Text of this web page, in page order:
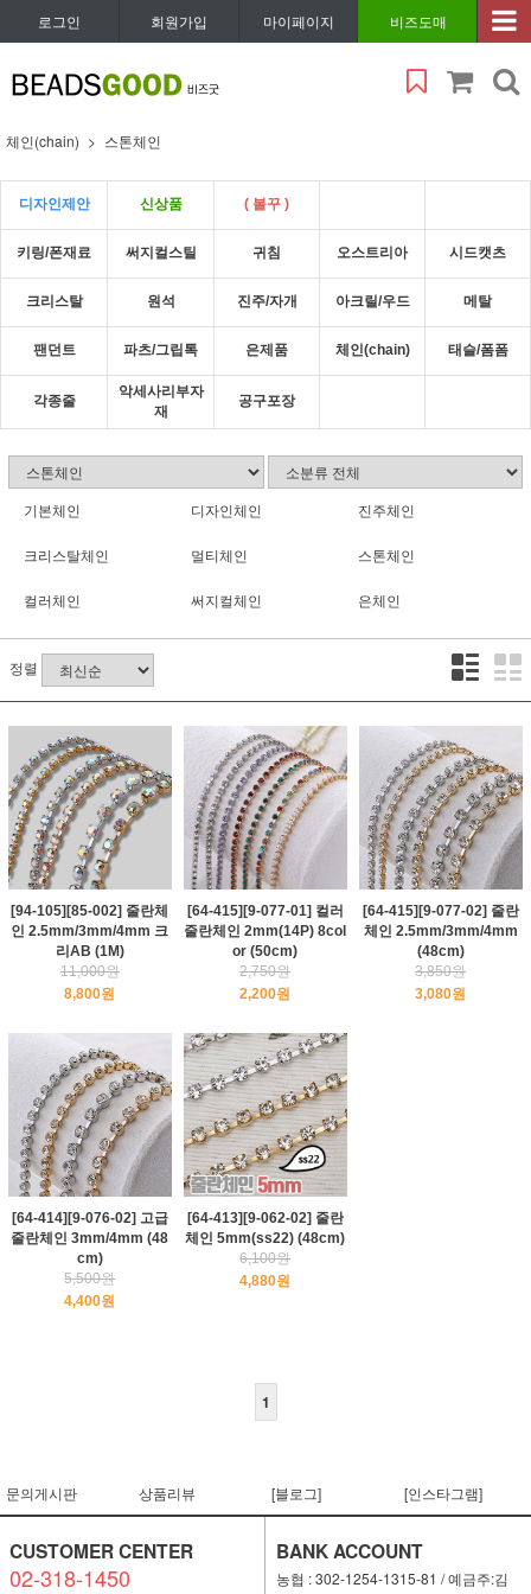
로그인 회원가입 마이페이지 비즈도매
체인(chain) 스톤체인
디자인제안 신상품 ( 볼꾸 )
키링/폰재료 써지컬스틸 귀침 오스트리아 시드캣츠
크리스탈 원석 진주/자개 아크릴/우드 메탈
팬던트 파츠/그립톡 은제품 체인(chain) 태슬/폼폼
각종줄
악세사리부자
재
공구포장
기본체인 디자인체인 진주체인
크리스탈체인 멀티체인 스톤체인
컬러체인 써지컬체인 은체인
정렬
[94-105][85-002] 줄란체
인 2.5mm/3mm/4mm 크
리AB (1M)
11,000원
8,800원
[64-415][9-077-01] 컬러
줄란체인 2mm(14P) 8col
or (50cm)
2,750원
2,200원
[64-415][9-077-02] 줄란
체인 2.5mm/3mm/4mm
(48cm)
3,850원
3,080원
[64-414][9-076-02] 고급
줄란체인 3mm/4mm (48
cm)
5,500원
4,400원
[64-413][9-062-02] 줄란
체인 5mm(ss22) (48cm)
6,100원
4,880원
1
문의게시판 상품리뷰 [블로그] [인스타그램]
CUSTOMER CENTER
02-318-1450
BANK ACCOUNT
농협 : 302-1254-1315-81 / 예금주:김